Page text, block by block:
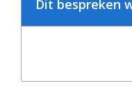
Dit bespreken